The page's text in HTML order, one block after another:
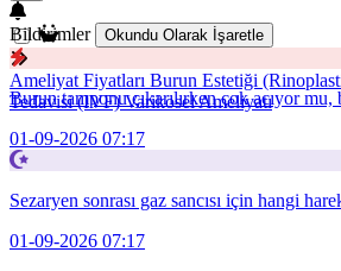
Bildirimler Okundu Olarak İşaretle
Burun tamponu çıkarılırken çok acıyor mu,
01-09-2026 07:17
Sezaryen sonrası gaz sancısı için hangi
01-09-2026 07:17
Ameliyat Fiyatları Burun Estetiği
Tedavisi (IVF)Varikosel Ameliyatı